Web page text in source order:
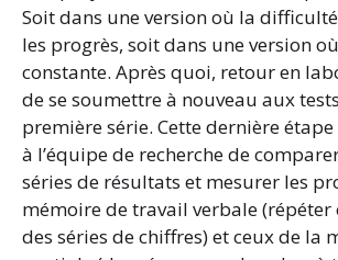
Soit dans une version où la
les progrès, soit dans une version
constante. Après quoi, retour en
de se soumettre à nouveau aux
première série. Cette dernière
à l’équipe de recherche de
séries de résultats et mesurer les
mémoire de travail verbale
des séries de chiffres) et ceux de la